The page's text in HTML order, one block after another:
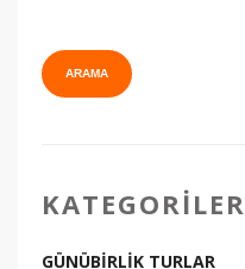
KATEGORILER
GÜNÜBİRLİK TURLAR